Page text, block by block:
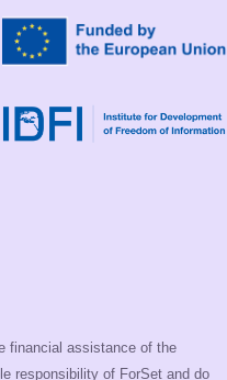
financial assistance of the
responsibility of ForSet and do